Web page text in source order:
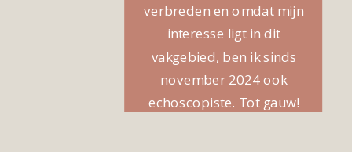
verbreden en omdat mijn
interesse ligt in dit
vakgebied, ben ik sinds
november 2024 ook
echoscopiste. Tot gauw!